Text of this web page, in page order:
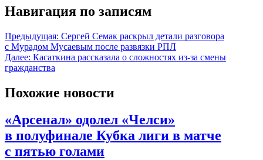
Навигация по записям
Предыдущая: Сергей Семак раскрыл детали разговора
с Мурадом Мусаевым после развязки РПЛ
Далее: Касаткина рассказала о сложностях из-за смены
гражданства
Похожие новости
«Арсенал» одолел «Челси»
в полуфинале Кубка лиги в матче
с пятью голами